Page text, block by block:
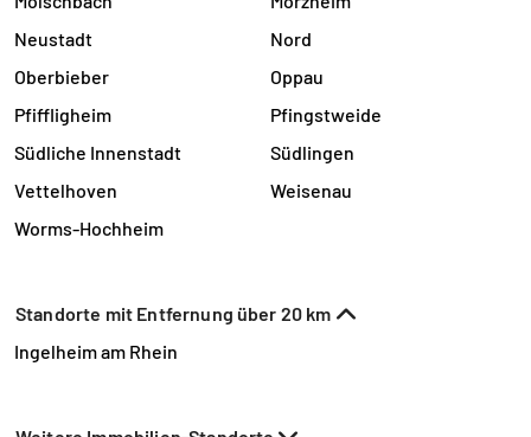
Neustadt
Nord
Oberbieber
Oppau
Pfiffligheim
Pfingstweide
Südliche Innenstadt
Südlingen
Vettelhoven
Weisenau
Worms-Hochheim
Standorte mit Entfernung über 20 km
Ingelheim am Rhein